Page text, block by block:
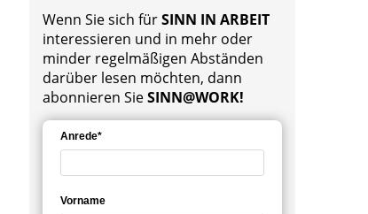
Wenn Sie sich fürSINN IN ARBEIT
interessieren und in mehr oder
minder regelmäßigen Abständen
darüber lesen möchten, dann
abonnieren SieSINN@WORK!
Anrede*
Vorname